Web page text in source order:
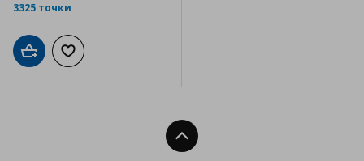
3325 точки
Добави в кошницата
Добави към списъка с любими
Нагоре